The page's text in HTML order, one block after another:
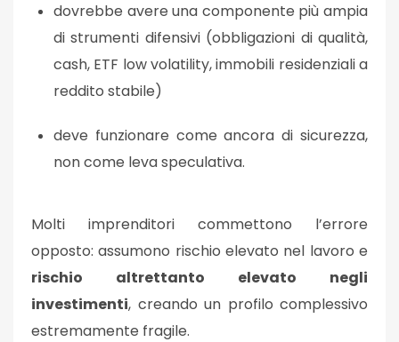
dovrebbe avere una componente più ampia
di strumenti difensivi (obbligazioni di qualità,
cash, ETF low volatility, immobili residenziali a
reddito stabile)
deve funzionare comeancora di sicurezza,
non come leva speculativa.
Molti imprenditori commettono l’errore
opposto: assumono rischio elevato nel lavoro e
rischio altrettanto elevato negli
investimenti, creando un profilo complessivo
estremamente fragile.